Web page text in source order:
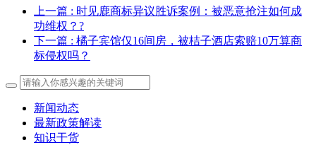
上一篇 : 时见鹿商标异议胜诉案例：被恶意抢注如何成
功维权？?
下一篇 : 橘子宾馆仅16间房，被桔子酒店索赔10万算商
标侵权吗？
新闻动态
最新政策解读
知识干货